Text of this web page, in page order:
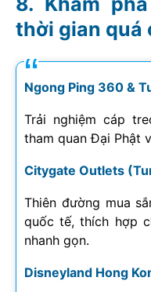
thời gian quá
Ngong Ping 360 &
Trải nghiệm cáp
tham quan Đại Phật
Citygate Outlets
Thiên đường mua
quốc tế, thích hợp
nhanh gọn.
Disneyland Hong